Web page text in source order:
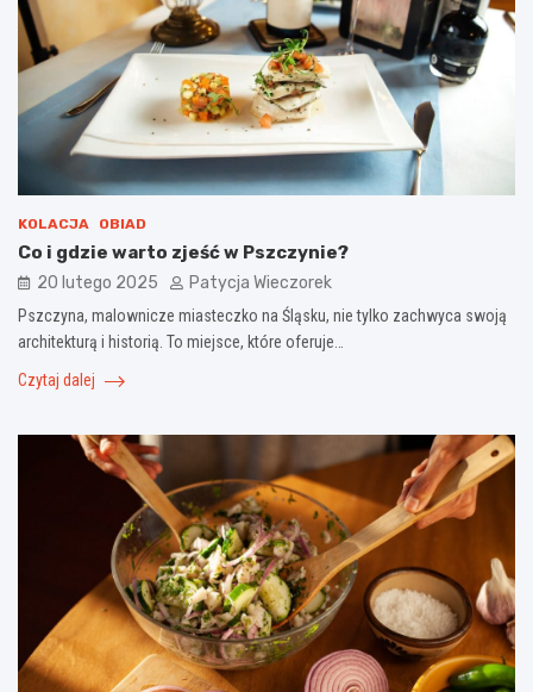
KOLACJA OBIAD
Co i gdzie warto zjeść w Pszczynie?
20 lutego 2025 Patycja Wieczorek
Pszczyna, malownicze miasteczko na Śląsku, nie tylko zachwyca swoją
architekturą i historią. To miejsce, które oferuje…
Czytaj dalej